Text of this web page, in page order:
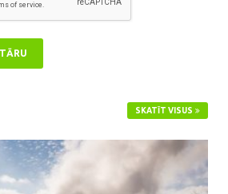
SKATĪT VISUS